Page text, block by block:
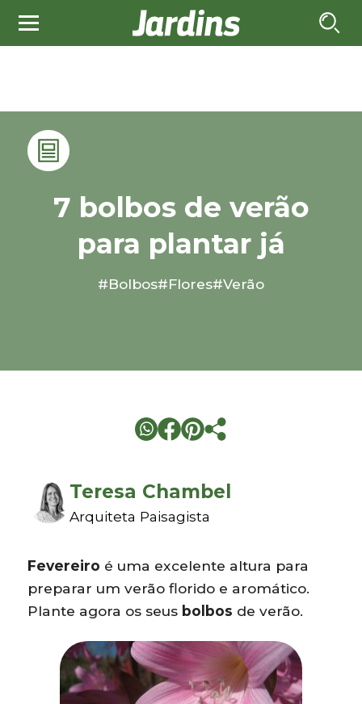
7 bolbos de verão
para plantar já
#Bolbos#Flores#Verão
Teresa Chambel
Arquiteta Paisagista
Fevereiro é uma excelente altura para
preparar um verão florido e aromático.
Plante agora os seus bolbos de verão.